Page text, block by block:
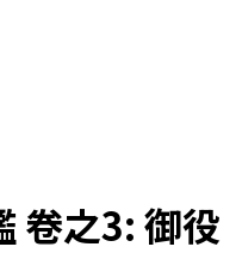
卷之3: 御役